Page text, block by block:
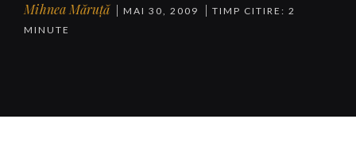
Mihnea Măruță MAI 30, 2009
TIMP CITIRE: 2
MINUTE